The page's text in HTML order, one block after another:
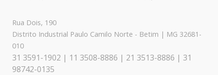
Rua Dois, 190
Distrito Industrial Paulo Camilo Norte - Betim | MG 32681-
010
31 3591-1902 | 11 3508-8886 | 21 3513-8886 | 31
98742-0135